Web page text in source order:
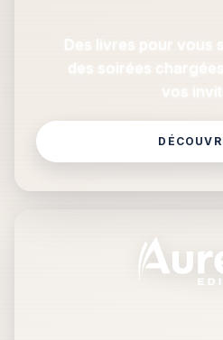
Des livres pour vous
des soirées
vos